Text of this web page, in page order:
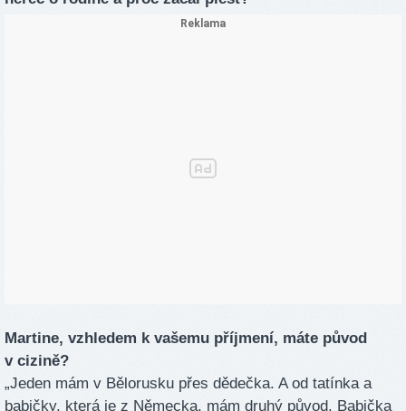
Martine, vzhledem k vašemu příjmení, máte původ
v cizině?
„Jeden mám v Bělorusku přes dědečka. A od tatínka a
babičky, která je z Německa, mám druhý původ. Babička